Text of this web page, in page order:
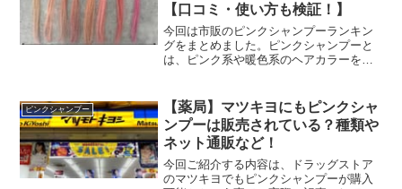
【口コミ・使い方も検証！】
今回は市販のピンクシャンプーランキン
グをまとめました。ピンクシャンプーと
は、ピンク系や暖色系のヘアカラーを保
れるピンク系のヘアカラーですが、すぐ
に色落ちしてしまうのが悩...
ピンクシャンプー
【薬局】マツキヨにもピンクシャ
ンプーは販売されている？種類や
ネット通販など！
今回ご紹介する内容は、ドラッグストア
のマツキヨでもピンクシャンプーが購入